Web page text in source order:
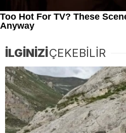
İLGİNİZİÇEKEBİLİR